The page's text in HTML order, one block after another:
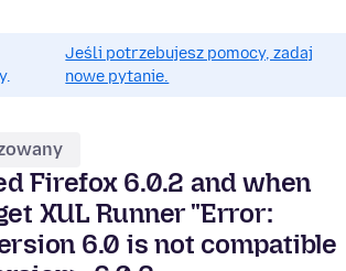
Jeśli potrzebujesz pomocy, zadaj
nowe pytanie.
Firefox 6.0.2 and when
XUL Runner "Error:
6.0 is not compatible